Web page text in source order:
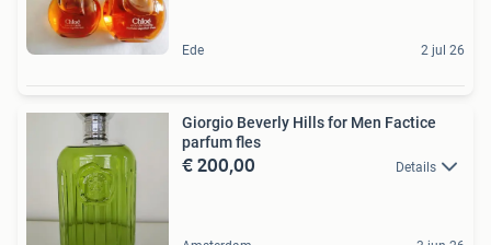
Ede 2 jul 26
Giorgio Beverly Hills for Men Factice
parfum fles
€ 200,00 Details